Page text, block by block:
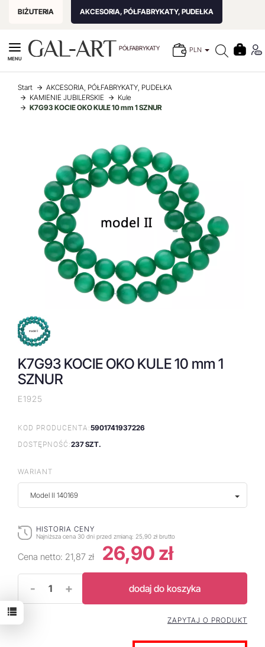
BIŻUTERIA AKCESORIA, PÓŁFABRYKATY, PUDEŁKA
PÓŁFABRYKATY PLN
MENU
Start
AKCESORIA, PÓŁFABRYKATY, PUDEŁKA
KAMIENIE JUBILERSKIE
Kule
K7G93 KOCIE OKO KULE 10 mm 1 SZNUR
K7G93 KOCIE OKO KULE 10 mm 1
SZNUR
E1925
KOD PRODUCENTA:5901741937226
DOSTĘPNOŚĆ:237 SZT.
WARIANT
Model II 140169
HISTORIA CENY
Najniższa cena 30 dni przed zmianą: 25,90 zł brutto
Cena netto: 21,87 zł 26,90 zł
- + dodaj do koszyka
ZAPYTAJ O PRODUKT